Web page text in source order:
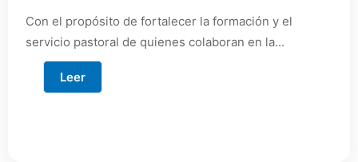
Con el propósito de fortalecer la formación y el
servicio pastoral de quienes colaboran en la...
Leer